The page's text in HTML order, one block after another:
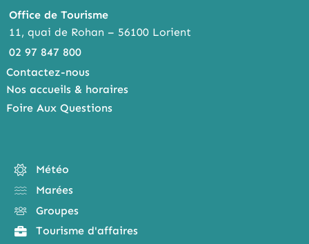
Office de Tourisme
11, quai de Rohan – 56100 Lorient
02 97 847 800
Contactez-nous
Nos accueils & horaires
Foire Aux Questions
Météo
Marées
Groupes
Tourisme d'affaires